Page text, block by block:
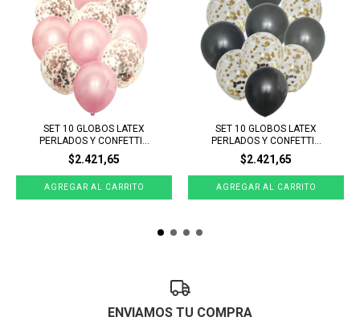
SET 10 GLOBOS LATEX
PERLADOS Y CONFETTI...
$2.421,65
SET 10 GLOBOS LATEX
PERLADOS Y CONFETTI...
$2.421,65
ENVIAMOS TU COMPRA